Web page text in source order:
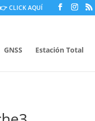
👉 CLICK AQUÍ
GNSS Estación Total